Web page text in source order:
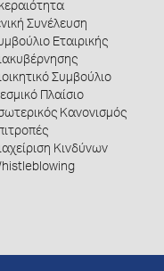
Συνέλευση
Εταιρικής
Συμβούλιο
Πλαίσιο
Κανονισμός
Κινδύνων